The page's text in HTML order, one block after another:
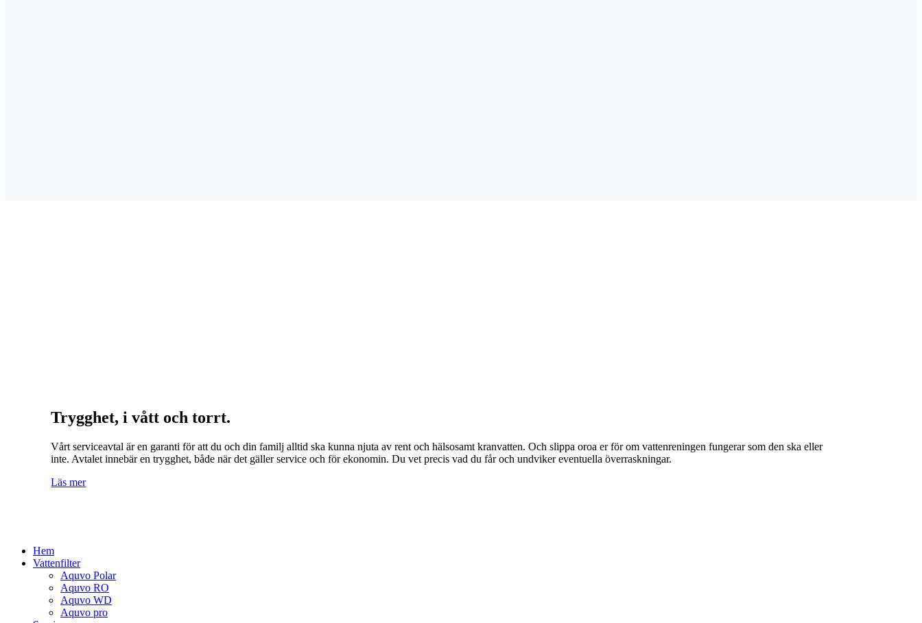
Trygghet, i vått och torrt.
Vårt serviceavtal är en garanti för att du och din familj alltid ska kunna njuta av rent och hälsosamt kranvatten. Och slippa oroa er för om vattenreningen fungerar som den ska eller
inte. Avtalet innebär en trygghet, både när det gäller service och för ekonomin. Du vet precis vad du får och undviker eventuella överraskningar.
Läs mer
Hem
Vattenfilter
Aquvo Polar
Aquvo RO
Aquvo WD
Aquvo pro